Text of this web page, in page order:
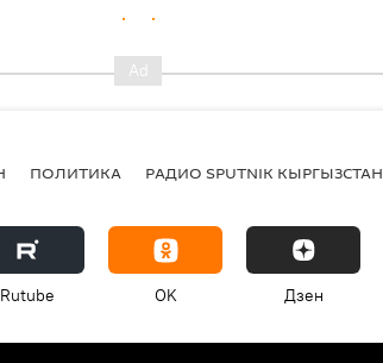
ПОЛИТИКА РАДИО SPUTNIK КЫРГЫЗСТАН
Rutube OK Дзен